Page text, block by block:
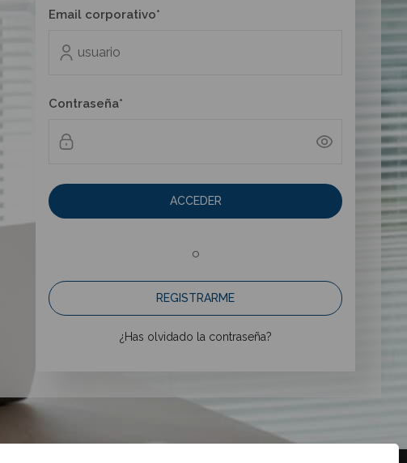
Email corporativo*
Contraseña*
ACCEDER
o
REGISTRARME
¿Has olvidado la contraseña?